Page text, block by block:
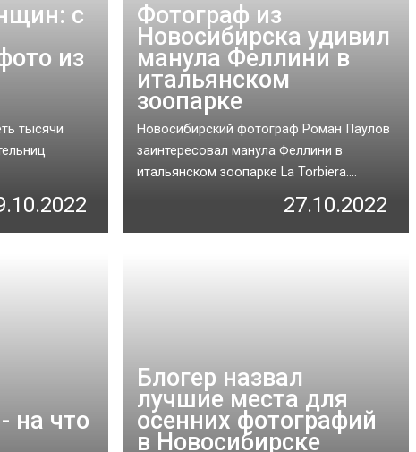
с
из
тысячи
Фотограф из
Новосибирска удивил
манула Феллини в
итальянском
зоопарке
Новосибирский фотограф Роман Паулов
заинтересовал манула Феллини в
итальянском зоопарке La Torbiera....
27.10.2022
на что
Блогер назвал
лучшие места для
осенних фотографий
в Новосибирске